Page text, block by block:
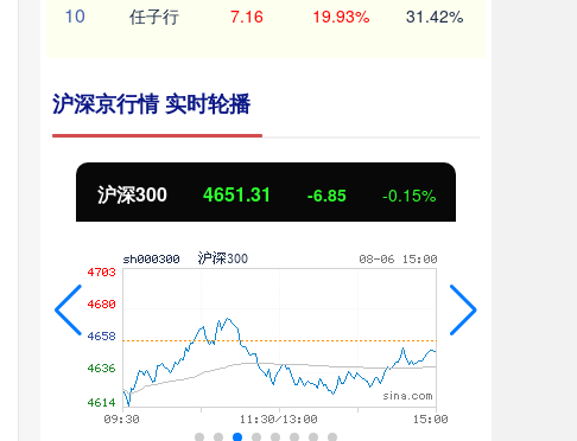
10 任子行 7.16 19.93% 31.42%
沪深京行情 实时轮播
北证50 1122.88 3.42 0.30%